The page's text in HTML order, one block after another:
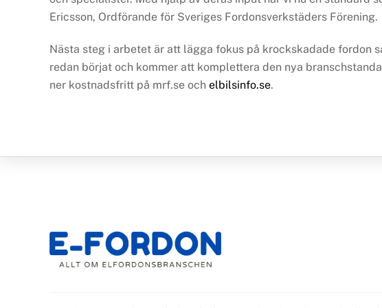
Ericsson, Ordförande för Sveriges Fordonsverkstäders Förening.
Nästa steg i arbetet är att lägga fokus på krockskadade fordon
redan börjat och kommer att komplettera den nya
ner kostnadsfritt på mrf.se och elbilsinfo.se.